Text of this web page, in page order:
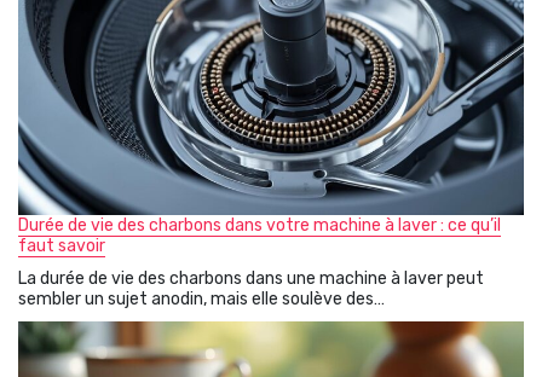
Durée de vie des charbons dans votre machine à laver : ce qu’il
faut savoir
La durée de vie des charbons dans une machine à laver peut
sembler un sujet anodin, mais elle soulève des…